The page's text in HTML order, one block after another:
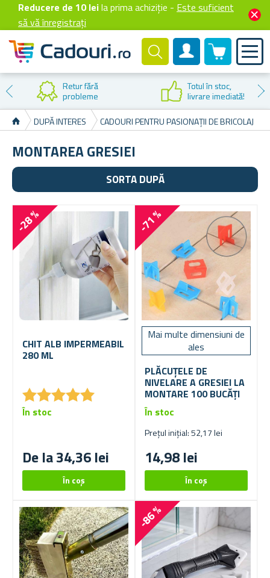
Reducere de 10 leila prima achiziție - Este suficient
să vă înregistrați
Cont client
0 produselor
Retur fără
probleme
Totul în stoc,
livrare imediată!
DUPĂ INTERES
CADOURI PENTRU PASIONAȚII DE BRICOLAJ
MONTAREA GRESIEI
SORTA DUPĂ
-28 %
CHIT ALB IMPERMEABIL
280 ML
★★★★★
★★★★★
De la 34,36 lei
În stoc
-71 %
Mai multe dimensiuni de
ales
PLĂCUȚELE DE
NIVELARE A GRESIEI LA
MONTARE 100 BUCĂȚI
Prețul inițial: 52,17 lei
14,98 lei
În stoc
-86 %